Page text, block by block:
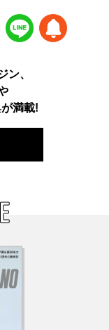
LINE
ン、
満載!